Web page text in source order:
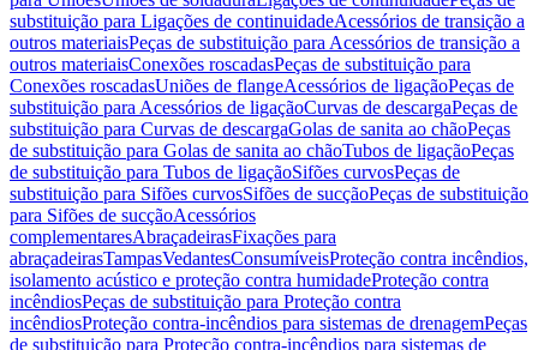
substituição para Ligações de continuidadeAcessórios de transição a
outros materiaisPeças de substituição para Acessórios de transição a
outros materiaisConexões roscadasPeças de substituição para
Conexões roscadasUniões de flangeAcessórios de ligaçãoPeças de
substituição para Acessórios de ligaçãoCurvas de descargaPeças de
substituição para Curvas de descargaGolas de sanita ao chãoPeças
de substituição para Golas de sanita ao chãoTubos de ligaçãoPeças
de substituição para Tubos de ligaçãoSifões curvosPeças de
substituição para Sifões curvosSifões de sucçãoPeças de substituição
para Sifões de sucçãoAcessórios
complementaresAbraçadeirasFixações para
abraçadeirasTampasVedantesConsumíveisProteção contra incêndios,
isolamento acústico e proteção contra humidadeProteção contra
incêndiosPeças de substituição para Proteção contra
incêndiosProteção contra-incêndios para sistemas de drenagemPeças
de substituição para Proteção contra-incêndios para sistemas de